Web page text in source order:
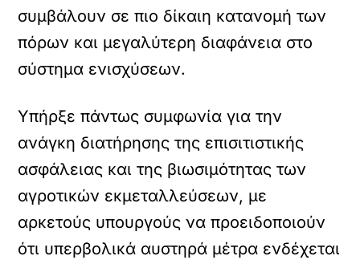
συμβάλουν σε πιο δίκαιη κατανομή των
πόρων και μεγαλύτερη διαφάνεια στο
σύστημα ενισχύσεων.
Υπήρξε πάντως συμφωνία για την
ανάγκη διατήρησης της επισιτιστικής
ασφάλειας και της βιωσιμότητας των
αγροτικών εκμεταλλεύσεων, με
αρκετούς υπουργούς να προειδοποιούν
ότι υπερβολικά αυστηρά μέτρα ενδέχεται